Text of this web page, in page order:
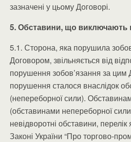
зазначені у цьому Договорі.
5. Обставини, що виключають
5.1. Сторона, яка порушила
Договором, звільняється від
порушення зобов’язання за
порушення сталося внаслідок
(непереборної сили).
(обставинами непереборної
невідворотні обставини,
Законі України “Про торгово-